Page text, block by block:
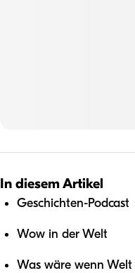
In diesem Artikel
Geschichten-Podcast
Wow in der Welt
Was wäre wenn Welt